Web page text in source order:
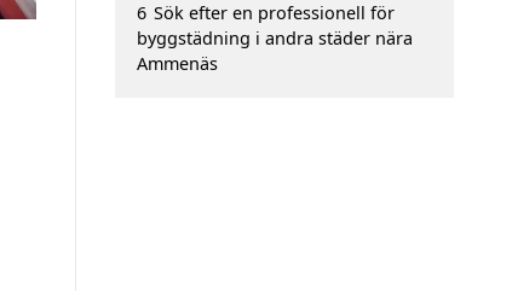
6 Sök efter en professionell för
byggstädning i andra städer nära
Ammenäs